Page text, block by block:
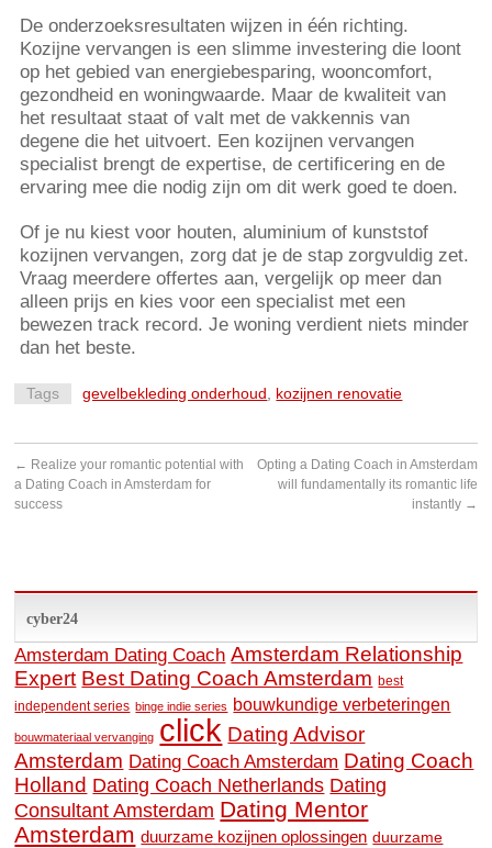
De onderzoeksresultaten wijzen in één richting.
Kozijne vervangen is een slimme investering die loont
op het gebied van energiebesparing, wooncomfort,
gezondheid en woningwaarde. Maar de kwaliteit van
het resultaat staat of valt met de vakkennis van
degene die het uitvoert. Een kozijnen vervangen
specialist brengt de expertise, de certificering en de
ervaring mee die nodig zijn om dit werk goed te doen.
Of je nu kiest voor houten, aluminium of kunststof
kozijnen vervangen, zorg dat je de stap zorgvuldig zet.
Vraag meerdere offertes aan, vergelijk op meer dan
alleen prijs en kies voor een specialist met een
bewezen track record. Je woning verdient niets minder
dan het beste.
Tags gevelbekleding onderhoud kozijnen renovatie
← Realize your romantic potential with
a Dating Coach in Amsterdam for
success
Opting a Dating Coach in Amsterdam
will fundamentally its romantic life
instantly →
cyber24
Amsterdam Dating Coach Amsterdam Relationship
Expert Best Dating Coach Amsterdam best
independent series binge indie series bouwkundige verbeteringen
bouwmateriaal vervanging click Dating Advisor
Amsterdam Dating Coach Amsterdam Dating Coach
Holland Dating Coach Netherlands Dating
Consultant Amsterdam Dating Mentor
Amsterdam duurzame kozijnen oplossingen duurzame